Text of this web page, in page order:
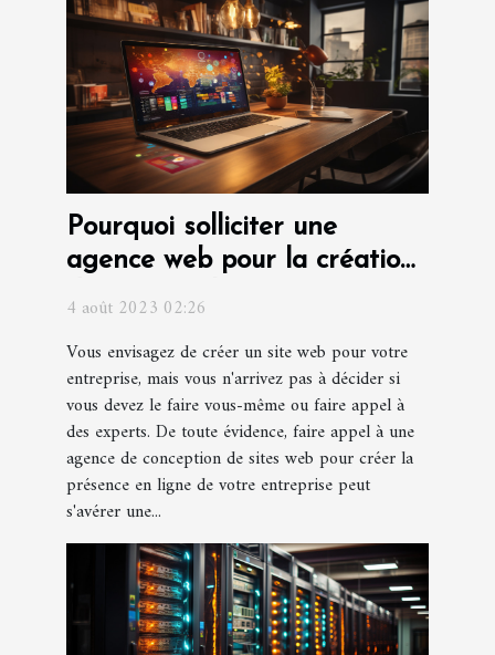
Pourquoi solliciter une
agence web pour la création
d'un site web pour votre
4 août 2023 02:26
Vous envisagez de créer un site web pour votre
entreprise, mais vous n'arrivez pas à décider si
vous devez le faire vous-même ou faire appel à
des experts. De toute évidence, faire appel à une
agence de conception de sites web pour créer la
présence en ligne de votre entreprise peut
s'avérer une...